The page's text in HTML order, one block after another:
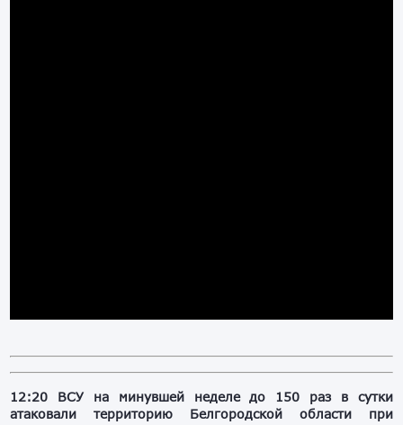
12:20 ВСУ на минувшей неделе до 150 раз в сутки
атаковали территорию Белгородской области при